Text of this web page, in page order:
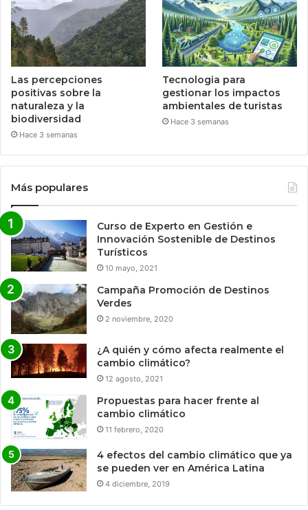
Las percepciones
positivas sobre la
naturaleza y la
biodiversidad
Hace 3 semanas
Tecnologia para
gestionar los impactos
ambientales de turistas
Hace 3 semanas
Más populares
Curso de Experto en Gestión e
Innovación Sostenible de Destinos
Turísticos
10 mayo, 2021
Campaña Promoción de Destinos
Verdes
2 noviembre, 2020
¿A quién y cómo afecta realmente el
cambio climático?
12 agosto, 2021
Propuestas para hacer frente al
cambio climático
11 febrero, 2020
4 efectos del cambio climático que ya
se pueden ver en América Latina
4 diciembre, 2019